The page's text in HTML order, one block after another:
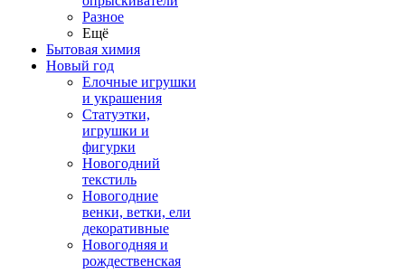
Разное
Ещё
Бытовая химия
Новый год
Елочные игрушки
и украшения
Статуэтки,
игрушки и
фигурки
Новогодний
текстиль
Новогодние
венки, ветки, ели
декоративные
Новогодняя и
рождественская